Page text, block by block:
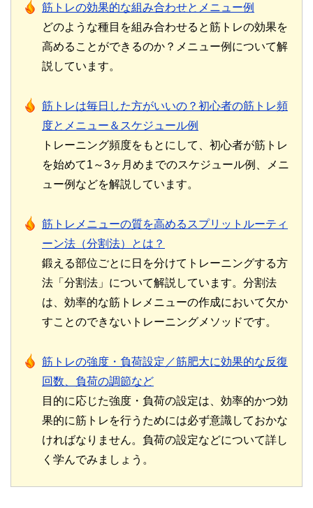
筋トレの効果的な組み合わせとメニュー例
どのような種目を組み合わせると筋トレの効果を
高めることができるのか？メニュー例について解
説しています。
筋トレは毎日した方がいいの？初心者の筋トレ頻
度とメニュー＆スケジュール例
トレーニング頻度をもとにして、初心者が筋トレ
を始めて1～3ヶ月めまでのスケジュール例、メニ
ュー例などを解説しています。
筋トレメニューの質を高めるスプリットルーティ
ーン法（分割法）とは？
鍛える部位ごとに日を分けてトレーニングする方
法「分割法」について解説しています。分割法
は、効率的な筋トレメニューの作成において欠か
すことのできないトレーニングメソッドです。
筋トレの強度・負荷設定／筋肥大に効果的な反復
回数、負荷の調節など
目的に応じた強度・負荷の設定は、効率的かつ効
果的に筋トレを行うためには必ず意識しておかな
ければなりません。負荷の設定などについて詳し
く学んでみましょう。